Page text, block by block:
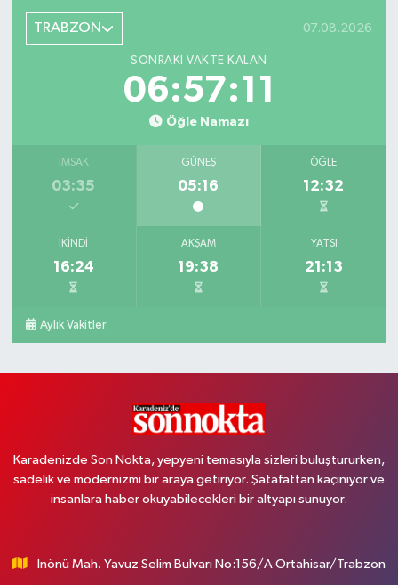
TRABZON 07.08.2026
SONRAKI VAKTE KALAN
06:57:10
Öğle Namazı
İMSAK
03:35
GÜNEŞ
05:16
ÖĞLE
12:32
İKINDI
16:24
AKŞAM
19:38
YATSI
21:13
Aylık Vakitler
Karadenizde Son Nokta, yepyeni temasıyla sizleri buluştururken,
sadelik ve modernizmi bir araya getiriyor. Şatafattan kaçınıyor ve
insanlara haber okuyabilecekleri bir altyapı sunuyor.
İnönü Mah. Yavuz Selim Bulvarı No:156/A Ortahisar/Trabzon